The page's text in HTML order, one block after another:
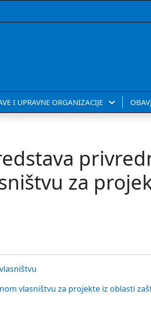
I UPRAVNE ORGANIZACIJE
za
vlasništvu za projekte iz oblasti